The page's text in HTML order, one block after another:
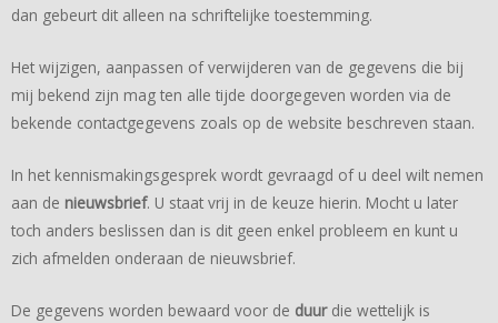
dan gebeurt dit alleen na schriftelijke toestemming.
Het wijzigen, aanpassen of verwijderen van de gegevens die bij
mij bekend zijn mag ten alle tijde doorgegeven worden via de
bekende contactgegevens zoals op de website beschreven staan.
In het kennismakingsgesprek wordt gevraagd of u deel wilt nemen
aan de nieuwsbrief. U staat vrij in de keuze hierin. Mocht u later
toch anders beslissen dan is dit geen enkel probleem en kunt u
zich afmelden onderaan de nieuwsbrief.
De gegevens worden bewaard voor de duur die wettelijk is